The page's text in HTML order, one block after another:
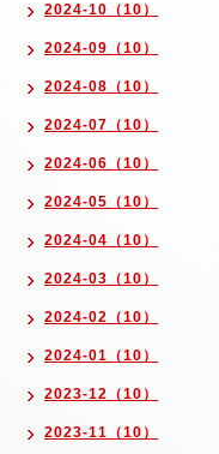
2024-10（10）
2024-09（10）
2024-08（10）
2024-07（10）
2024-06（10）
2024-05（10）
2024-04（10）
2024-03（10）
2024-02（10）
2024-01（10）
2023-12（10）
2023-11（10）